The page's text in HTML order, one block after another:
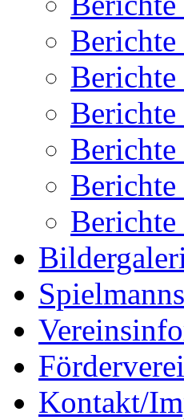
Berichte
Berichte
Berichte
Berichte
Berichte
Berichte
Kontakt/